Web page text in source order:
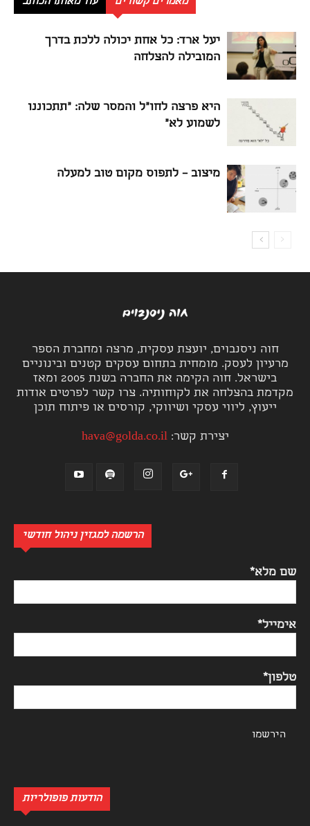
יעל ארד: כל אחת יכולה ללכת בדרך
המובילה להצלחה
היא פרצה לחו"ל והמסר שלה: "תתכוננו
לשמוע לא"
מיצוב – לתפוס מקום טוב למעלה
חוה ניסנבוים, יועצת עסקית, מרצה ומחברת הספר
מרעיון לעסק. מומחית בתחום עסקים קטנים ובינוניים
בישראל. חוה הקימה את החברה בשנת 2005 ומאז
מקדמת בהצלחה את לקוחותיה. צרו קשר לפרטים אודות
ייעוץ, ליווי עסקי ושיווקי, קורסים או פיתוח תוכן
יצירת קשר:hava@golda.co.il
הרשמה למגזין ניהול חודשי
שם מלא*
אימייל*
טלפון*
הודעות פופולריות